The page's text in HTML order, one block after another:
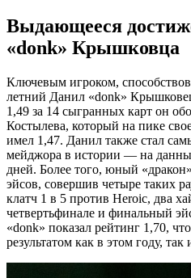
Выдающееся
«donk» Крышковца
Ключевым игроком,
летний Данил «donk»
1,49 за 14 сыгранных карт он
Костылева, который на пике
имел 1,47. Данил также стал
мейджора в истории — на
дней. Более того, юный
эйсов, совершив четыре таких
клатч 1 в 5 против Heroic, два
четвертьфинале и финальный
«donk» показал рейтинг 1,70,
результатом как в этом году,